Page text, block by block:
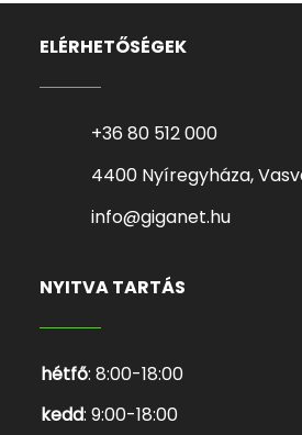
ELÉRHETŐSÉGEK
+36 80 512 000
4400 Nyíregyháza,
info@giganet.hu
NYITVA TARTÁS
hétfő: 8:00-18:00
kedd: 9:00-18:00